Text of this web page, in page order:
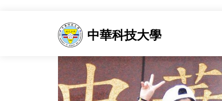
中華科技大學